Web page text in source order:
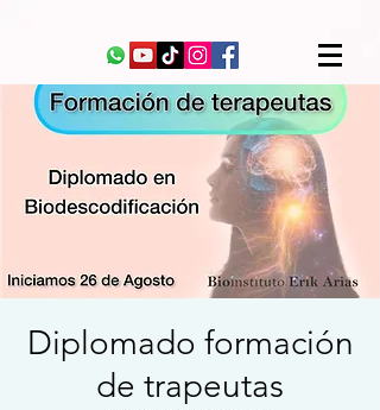
Diplomado formación
de trapeutas